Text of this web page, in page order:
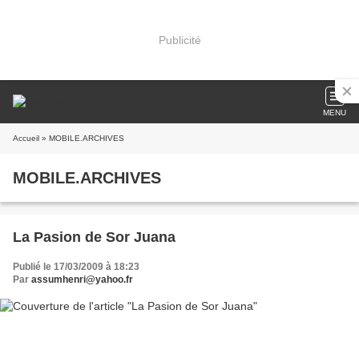
Publicité
MENU
Accueil » MOBILE.ARCHIVES
MOBILE.ARCHIVES
La Pasion de Sor Juana
Publié le 17/03/2009 à 18:23
Par assumhenri@yahoo.fr